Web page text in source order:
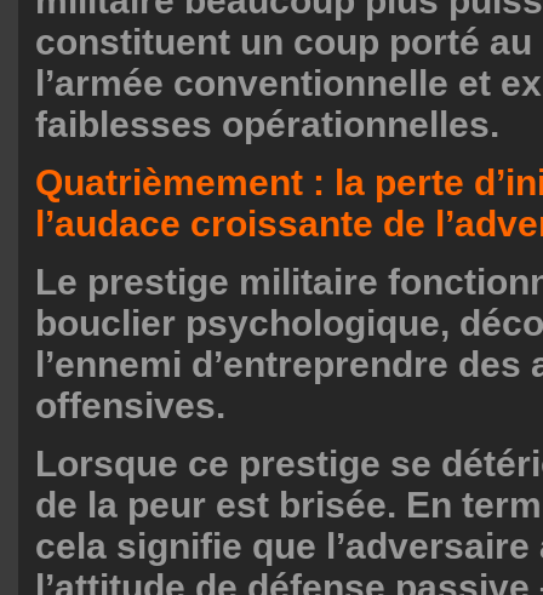
constituent un coup porté au
l’armée conventionnelle et
faiblesses opérationnelles.
Quatrièmement : la perte
l’audace croissante de
Le prestige militaire
bouclier psychologique,
l’ennemi d’entreprendre des
offensives.
Lorsque ce prestige se
de la peur est brisée. En
cela signifie que l’adversaire